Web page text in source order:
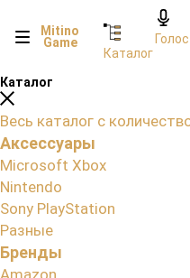
Mitino
Game
Каталог
Голос
Каталог
Весь каталог с
Аксессуары
Microsoft Xbox
Nintendo
Sony PlayStation
Разные
Бренды
Amazon